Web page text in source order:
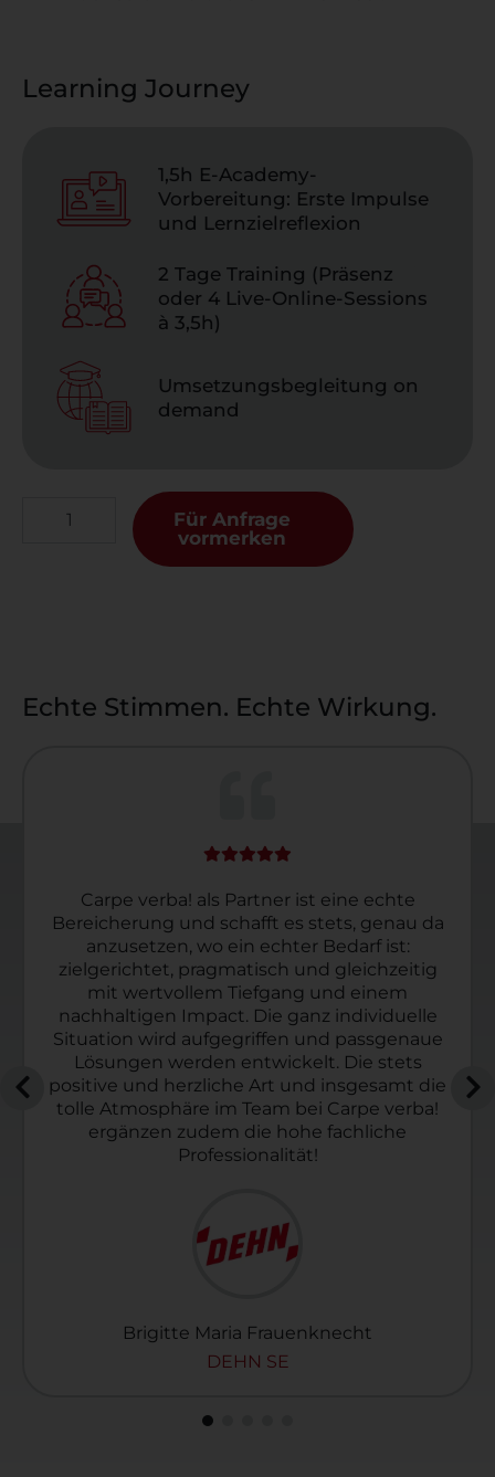
Learning Journey
1,5h E-Academy-
Vorbereitung: Erste Impulse
und Lernzielreflexion
2 Tage Training (Präsenz
oder 4 Live-Online-Sessions
à 3,5h)
Umsetzungsbegleitung on
demand
Für Anfrage
vormerken
Echte Stimmen. Echte Wirkung.
BTC AG
Wir haben in Carpe Verba einen
Trainingsanbieter gefunden, der ein
besonderes Konzept aus vielfältigen
Methodiken, hohem Praxisbezug und
nachhaltigem Lernen bietet. Die
Trainer*innen gehen professionell und mit
viel Herzblut in die Seminare. Das macht
einen ganz besonderen Charme aus. Dabei
erleben wir eine sehr vertrauensvolle und
wertschätzende Zusammenarbeit auf
Augenhöhe.